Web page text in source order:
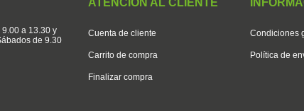
a 13.30 y
de 9.30
ATENCIÓN AL CLIENTE
Cuenta de cliente
Carrito de compra
Finalizar compra
Condiciones
Política de